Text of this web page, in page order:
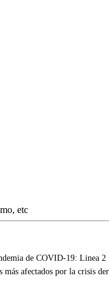
de COVID-19: Linea
más afectados por la crisis